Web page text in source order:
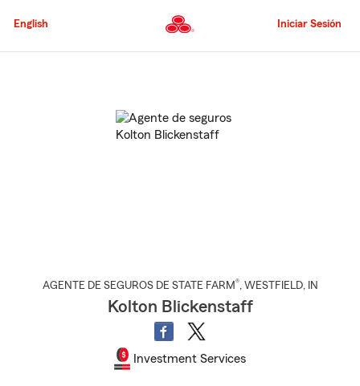
al
principal
English Iniciar Sesión
AGENTE DE SEGUROS DE STATE FARM®, WESTFIELD, IN
Kolton Blickenstaff
Investment Services